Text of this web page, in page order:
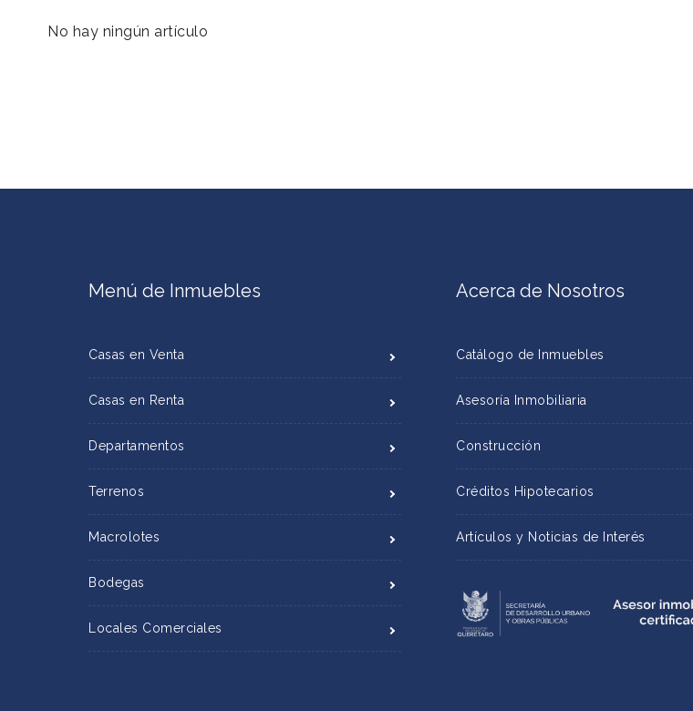
No hay ningún artículo
Menú de Inmuebles
Casas en Venta
Casas en Renta
Departamentos
Terrenos
Macrolotes
Bodegas
Locales Comerciales
Acerca de Nosotros
Catálogo de Inmuebles
Asesoría Inmobiliaria
Construcción
Créditos Hipotecarios
Artículos y Noticias de Interés